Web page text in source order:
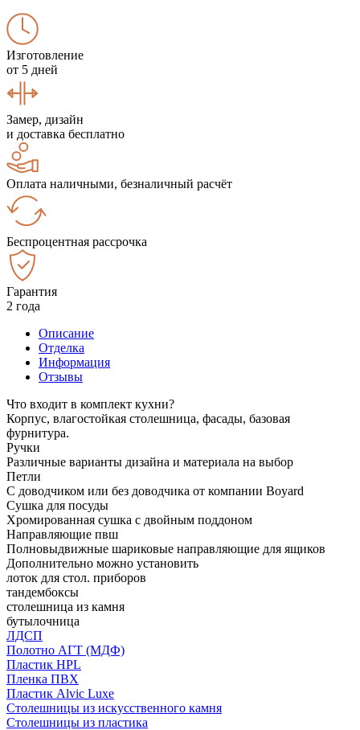
Изготовление
от 5 дней
Замер, дизайн
и доставка бесплатно
Оплата наличными, безналичный расчёт
Беспроцентная рассрочка
Гарантия
2 года
Описание
Отделка
Информация
Отзывы
Что входит в комплект кухни?
Корпус, влагостойкая столешница, фасады, базовая
фурнитура.
Ручки
Различные варианты дизайна и материала на выбор
Петли
С доводчиком или без доводчика от компании Boyard
Сушка для посуды
Хромированная сушка с двойным поддоном
Направляющие пвш
Полновыдвижные шариковые направляющие для ящиков
Дополнительно можно установить
лоток для стол. приборов
тандембоксы
столешница из камня
бутылочница
ЛДСП
Полотно АГТ (МДФ)
Пластик HPL
Пленка ПВХ
Пластик Alvic Luxe
Столешницы из искусственного камня
Столешницы из пластика